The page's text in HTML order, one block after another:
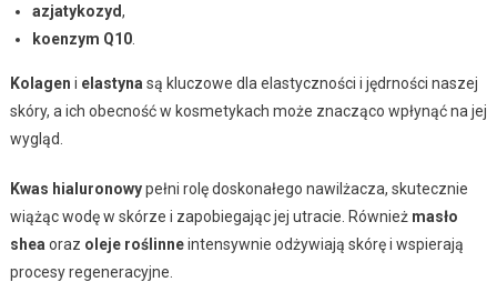
azjatykozyd,
koenzym Q10.
Kolagen i elastyna są kluczowe dla elastyczności i jędrności naszej
skóry, a ich obecność w kosmetykach może znacząco wpłynąć na jej
wygląd.
Kwas hialuronowypełni rolę doskonałego nawilżacza, skutecznie
wiążąc wodę w skórze i zapobiegając jej utracie. Również masło
shea oraz oleje roślinneintensywnie odżywiają skórę i wspierają
procesy regeneracyjne.